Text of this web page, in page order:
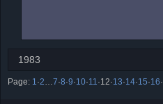
1983
Page: 1 ·2 7·8·9·10·11 ·12·13·14·15·16·